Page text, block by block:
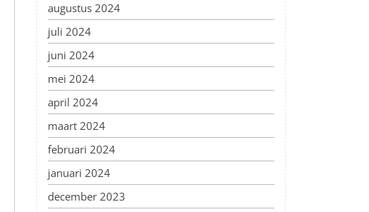
augustus 2024
juli 2024
juni 2024
mei 2024
april 2024
maart 2024
februari 2024
januari 2024
december 2023